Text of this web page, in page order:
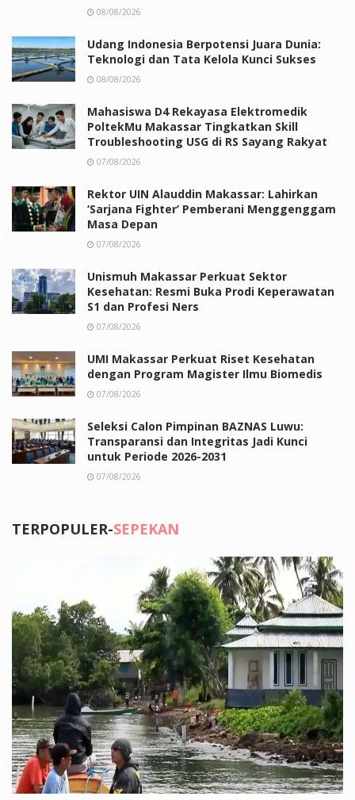
08/08/2026
Udang Indonesia Berpotensi Juara Dunia:
Teknologi dan Tata Kelola Kunci Sukses
08/08/2026
Mahasiswa D4 Rekayasa Elektromedik
PoltekMu Makassar Tingkatkan Skill
Troubleshooting USG di RS Sayang Rakyat
07/08/2026
Rektor UIN Alauddin Makassar: Lahirkan
‘Sarjana Fighter’ Pemberani Menggenggam
Masa Depan
07/08/2026
Unismuh Makassar Perkuat Sektor
Kesehatan: Resmi Buka Prodi Keperawatan
S1 dan Profesi Ners
07/08/2026
UMI Makassar Perkuat Riset Kesehatan
dengan Program Magister Ilmu Biomedis
07/08/2026
Seleksi Calon Pimpinan BAZNAS Luwu:
Transparansi dan Integritas Jadi Kunci
untuk Periode 2026-2031
07/08/2026
TERPOPULER-SEPEKAN